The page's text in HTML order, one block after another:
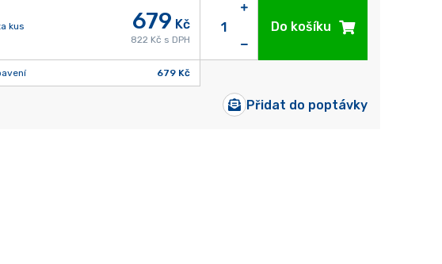
kus 679 Kč
822 Kč s DPH
679 Kč
Do košíku
Přidat do poptávky